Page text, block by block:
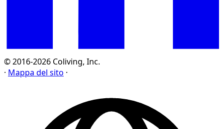
© 2016-2026 Coliving, Inc.
· Mappa del sito ·